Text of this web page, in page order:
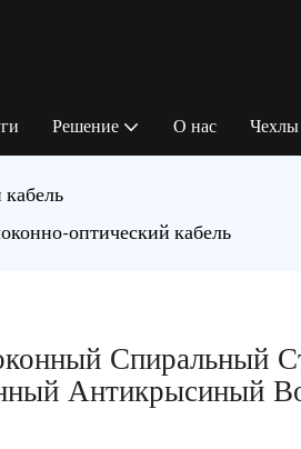
Решение О нас Чехлы
оптический кабель
Спиральный
Антикрысиный